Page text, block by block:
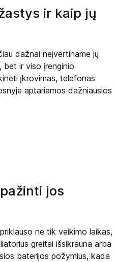
ir kaip jų
dažnai neįvertiname jų
ir viso įrenginio
įkrovimas, telefonas
aptariamos dažniausios
jos
ne tik veikimo laikas,
greitai išsikrauna arba
baterijos požymius, kada